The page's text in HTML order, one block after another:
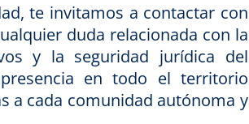
te invitamos a contactar con
duda relacionada con la
y la seguridad jurídica del
en todo el territorio
a cada comunidad autónoma y